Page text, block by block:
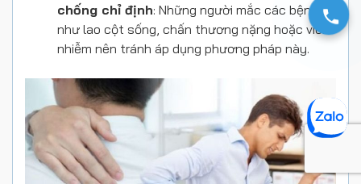
chống chỉ định: Những người mắc các bệnh
như lao cột sống, chấn thương nặng hoặc viêm
nhiễm nên tránh áp dụng phương pháp này.